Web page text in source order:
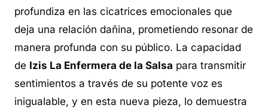
profundiza en las cicatrices emocionales que
deja una relación dañina, prometiendo resonar de
manera profunda con su público. La capacidad
de Izis La Enfermera de la Salsa para transmitir
sentimientos a través de su potente voz es
inigualable, y en esta nueva pieza, lo demuestra